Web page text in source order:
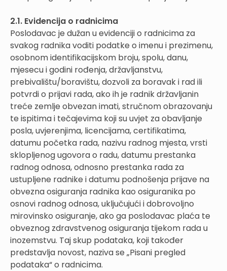
2.1. Evidencija o radnicima
Poslodavac je dužan u evidenciji o radnicima za
svakog radnika voditi podatke o imenu i prezimenu,
osobnom identifikacijskom broju, spolu, danu,
mjesecu i godini rođenja, državljanstvu,
prebivalištu/boravištu, dozvoli za boravak i rad ili
potvrdi o prijavi rada, ako ih je radnik državljanin
treće zemlje obvezan imati, stručnom obrazovanju
te ispitima i tečajevima koji su uvjet za obavljanje
posla, uvjerenjima, licencijama, certifikatima,
datumu početka rada, nazivu radnog mjesta, vrsti
sklopljenog ugovora o radu, datumu prestanka
radnog odnosa, odnosno prestanka rada za
ustupljene radnike i datumu podnošenja prijave na
obvezna osiguranja radnika kao osiguranika po
osnovi radnog odnosa, uključujući i dobrovoljno
mirovinsko osiguranje, ako ga poslodavac plaća te
obveznog zdravstvenog osiguranja tijekom rada u
inozemstvu. Taj skup podataka, koji također
predstavlja novost, naziva se „Pisani pregled
podataka“ o radnicima.